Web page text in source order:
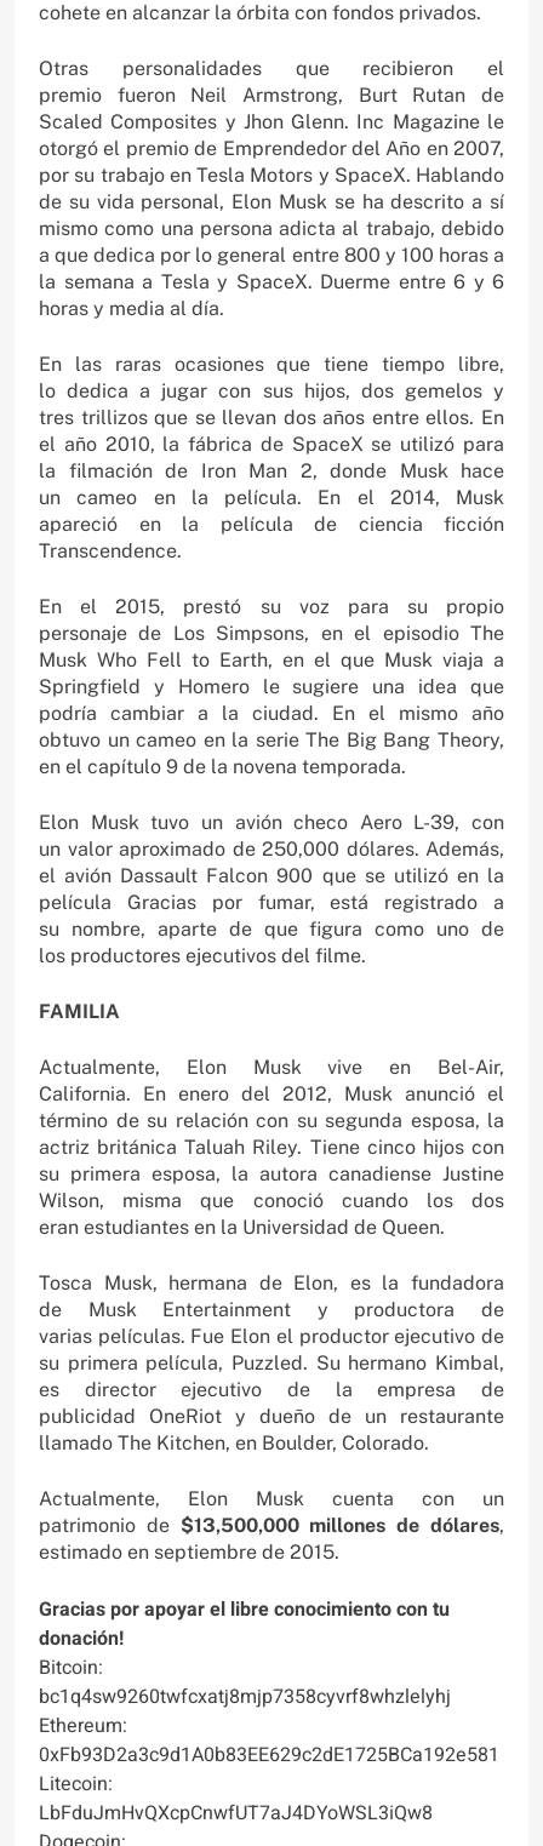
cohete en alcanzar la órbita con fondos privados.
Otras personalidades que recibieron el
premio fueron Neil Armstrong, Burt Rutan de
Scaled Composites y Jhon Glenn. Inc Magazine le
otorgó el premio de Emprendedor del Año en 2007,
por su trabajo en Tesla Motors y SpaceX. Hablando
de su vida personal, Elon Musk se ha descrito a sí
mismo como una persona adicta al trabajo, debido
a que dedica por lo general entre 800 y 100 horas a
la semana a Tesla y SpaceX. Duerme entre 6 y 6
horas y media al día.
En las raras ocasiones que tiene tiempo libre,
lo dedica a jugar con sus hijos, dos gemelos y
tres trillizos que se llevan dos años entre ellos. En
el año 2010, la fábrica de SpaceX se utilizó para
la filmación de Iron Man 2, donde Musk hace
un cameo en la película. En el 2014, Musk
apareció en la película de ciencia ficción
Transcendence.
En el 2015, prestó su voz para su propio
personaje de Los Simpsons, en el episodio The
Musk Who Fell to Earth, en el que Musk viaja a
Springfield y Homero le sugiere una idea que
podría cambiar a la ciudad. En el mismo año
obtuvo un cameo en la serie The Big Bang Theory,
en el capítulo 9 de la novena temporada.
Elon Musk tuvo un avión checo Aero L-39, con
un valor aproximado de 250,000 dólares. Además,
el avión Dassault Falcon 900 que se utilizó en la
película Gracias por fumar, está registrado a
su nombre, aparte de que figura como uno de
los productores ejecutivos del filme.
FAMILIA
Actualmente, Elon Musk vive en Bel-Air,
California. En enero del 2012, Musk anunció el
término de su relación con su segunda esposa, la
actriz británica Taluah Riley. Tiene cinco hijos con
su primera esposa, la autora canadiense Justine
Wilson, misma que conoció cuando los dos
eran estudiantes en la Universidad de Queen.
Tosca Musk, hermana de Elon, es la fundadora
de Musk Entertainment y productora de
varias películas. Fue Elon el productor ejecutivo de
su primera película, Puzzled. Su hermano Kimbal,
es director ejecutivo de la empresa de
publicidad OneRiot y dueño de un restaurante
llamado The Kitchen, en Boulder, Colorado.
Actualmente, Elon Musk cuenta con un
patrimonio de $13,500,000 millones de dólares,
estimado en septiembre de 2015.
Gracias por apoyar el libre conocimiento con tu
donación!
Bitcoin:
bc1q4sw9260twfcxatj8mjp7358cyvrf8whzlelyhj
Ethereum:
0xFb93D2a3c9d1A0b83EE629c2dE1725BCa192e581
Litecoin:
LbFduJmHvQXcpCnwfUT7aJ4DYoWSL3iQw8